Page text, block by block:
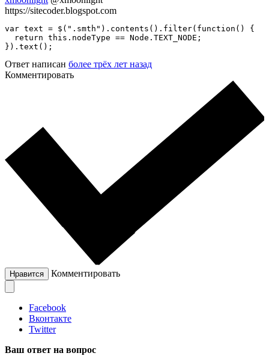
https://sitecoder.blogspot.com
var text = $(".smth").contents().filter(function() {
  return this.nodeType == Node.TEXT_NODE;
}).text();
Ответ написан более трёх лет назад
Комментировать
Нравится Комментировать
Facebook
Вконтакте
Twitter
Ваш ответ на вопрос